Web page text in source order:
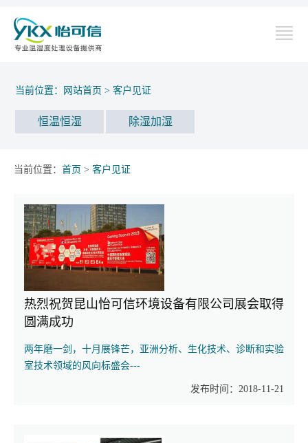
当前位置： 网站首页 >客户见证
恒温恒湿 除湿加湿
当前位置： 首页 > 客户见证
热烈祝贺昆山怡可信环境设备有限公司展会取得
圆满成功
两年磨一剑，十月展锋芒，亚洲分析、生化技术、诊断和实验
室技术领域的风向标盛会---
发布时间：2018-11-21